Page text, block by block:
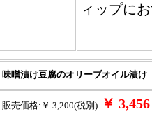
ィップに
味噌漬け豆腐のオリーブオイル漬け
販売価格:￥ 3,200(税別) ￥